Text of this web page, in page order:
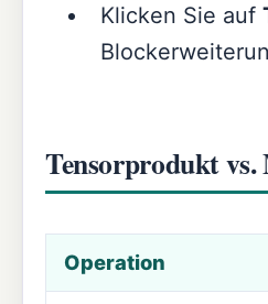
Klicken Sie auf
Tensorprodukt
Operation